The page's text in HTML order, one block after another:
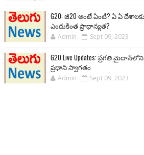
G20: జీ20 అంటే ఏంటి? ఏ ఏ
ఎందుకింత ప్రాధాన్యత?
Admin Sept 09, 2023
G20 Live Updates: ప్రగతి
ప్రధాని స్వాగతం
Admin Sept 09, 2023